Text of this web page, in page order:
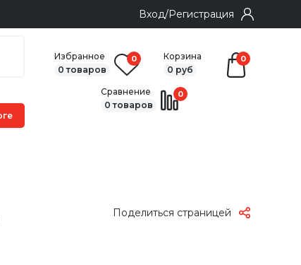
Вход/Регистрация
Избранное
0 товаров
0
Корзина
0 руб
0
Сравнение
0 товаров
0
Поделиться страницей